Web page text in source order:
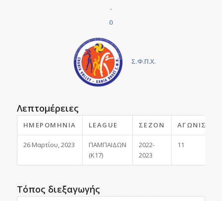
-
0
Σ.Φ.Π.Χ.
Λεπτομέρειες
ΗΜΕΡΟΜΗΝΊΑ LEAGUE ΣΕΖΌΝ
26 Μαρτίου, 2023
ΠΑΜΠΑΙΔΩΝ
(Κ17)
2022-
2023
11
Τόπος διεξαγωγής